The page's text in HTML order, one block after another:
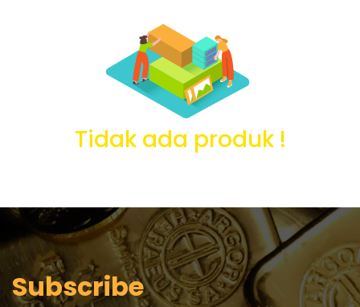
Tidak ada produk !
Subscribe